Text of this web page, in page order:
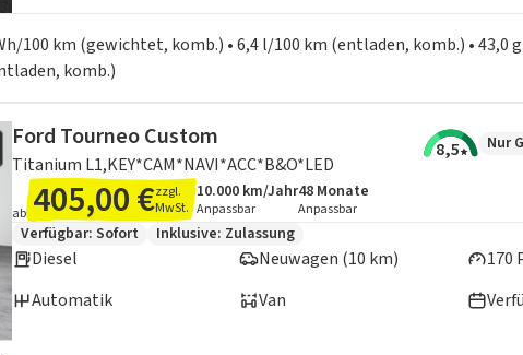
100 km (gewichtet, komb.) • 6,4 l/100 km (entladen, komb.) • 43,0
komb.)
Ford Tourneo Custom
Titanium L1,KEY*CAM*NAVI*ACC*B&O*LED
8,5 Nur
ab 405,00 €zzgl.
MwSt.
Angebotsdetails:
Inklusive Laufleistung
10.000 km/Jahr
Anpassbar
Laufzeit
48 Monate
Anpassbar
Zusätzliche Fahrzeuginformationen:
Verfügbar: Sofort Inklusive: Zulassung
Diesel Neuwagen (10 km)
170
Automatik
Van